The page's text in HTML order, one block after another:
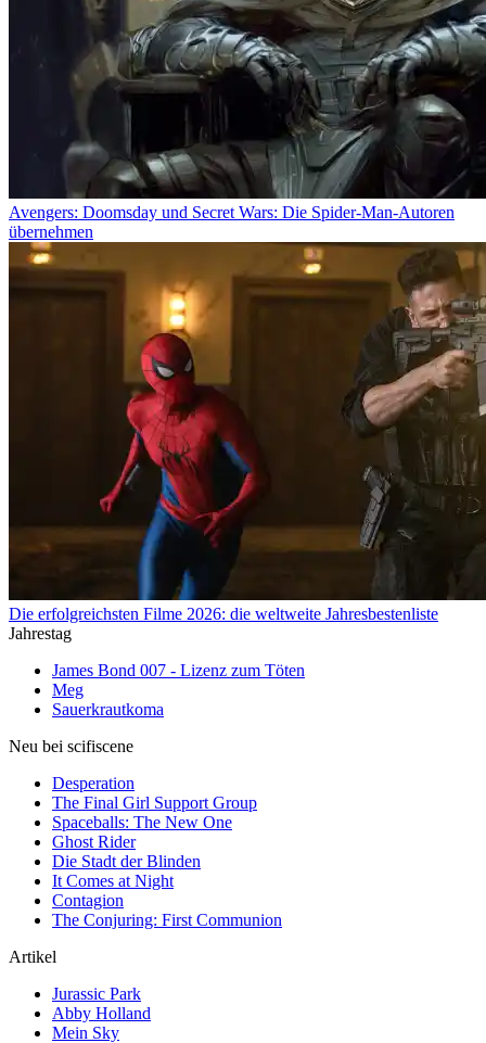
Avengers: Doomsday und Secret Wars: Die Spider-Man-Autoren
übernehmen
Die erfolgreichsten Filme 2026: die weltweite Jahresbestenliste
Jahrestag
James Bond 007 - Lizenz zum Töten
Meg
Sauerkrautkoma
Neu bei scifiscene
Desperation
The Final Girl Support Group
Spaceballs: The New One
Ghost Rider
Die Stadt der Blinden
It Comes at Night
Contagion
The Conjuring: First Communion
Artikel
Jurassic Park
Abby Holland
Mein Sky